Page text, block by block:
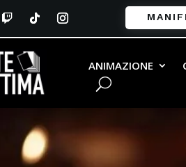
ANIMAZIONE